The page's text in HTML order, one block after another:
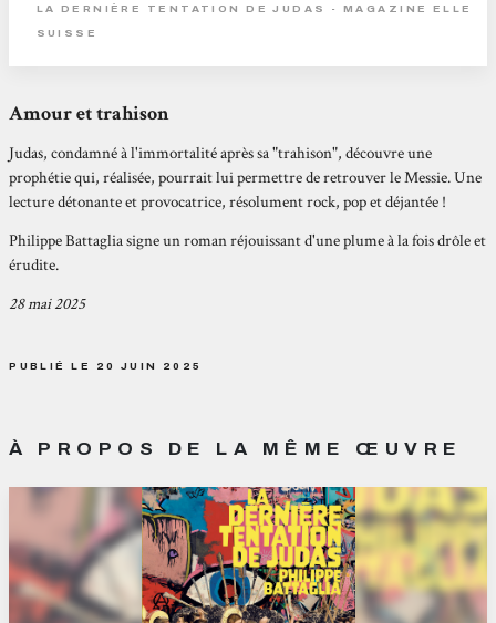
LA DERNIÈRE TENTATION DE JUDAS - MAGAZINE ELLE
SUISSE
Amour et trahison
Judas, condamné à l'immortalité après sa "trahison", découvre une
prophétie qui, réalisée, pourrait lui permettre de retrouver le Messie. Une
lecture détonante et provocatrice, résolument rock, pop et déjantée !
Philippe Battaglia signe un roman réjouissant d'une plume à la fois drôle et
érudite.
28 mai 2025
PUBLIÉ LE 20 JUIN 2025
À PROPOS DE LA MÊME ŒUVRE